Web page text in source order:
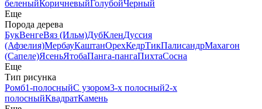
беленыйКоричневыйГолубойЧерный
Еще
Порода дерева
БукВенгеВяз (Ильм)ДубКленДуссия
(Афзелия)МербауКаштанОрехКедрТикПалисандрМахагон
(Сапеле)ЯсеньЯтобаПанга-пангаПихтаСосна
Еще
Тип рисунка
Ромб1-полосныйС узором3-х полосный2-х
полосныйКвадратКамень